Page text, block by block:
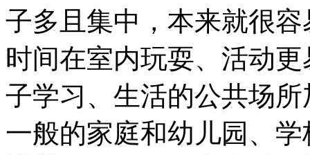
子多且集中，本来就很
时间在室内玩耍、活动
子学习、生活的公共场
一般的家庭和幼儿园、